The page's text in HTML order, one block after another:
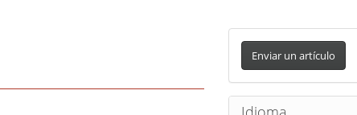
E
v
i
Enviar un artículo